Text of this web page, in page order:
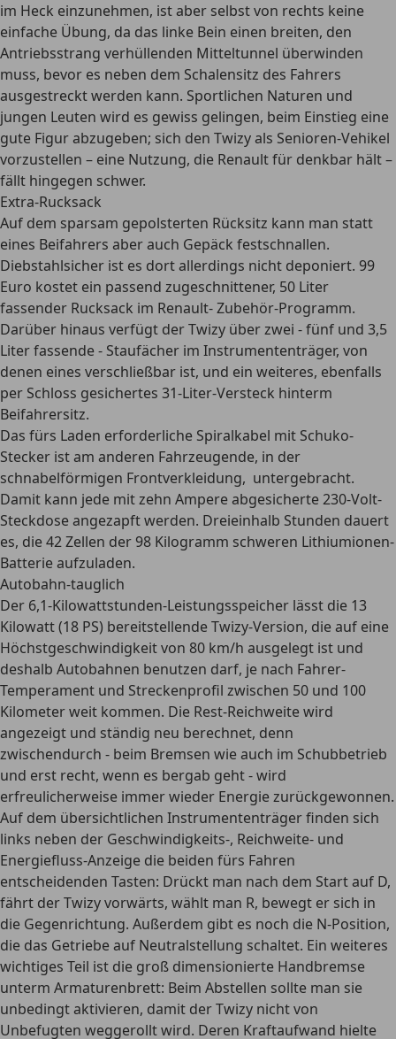
im Heck einzunehmen, ist aber selbst von rechts keine
einfache Übung, da das linke Bein einen breiten, den
Antriebsstrang verhüllenden Mitteltunnel überwinden
muss, bevor es neben dem Schalensitz des Fahrers
ausgestreckt werden kann. Sportlichen Naturen und
jungen Leuten wird es gewiss gelingen, beim Einstieg eine
gute Figur abzugeben; sich den Twizy als Senioren-Vehikel
vorzustellen – eine Nutzung, die Renault für denkbar hält –
fällt hingegen schwer.
Extra-Rucksack
Auf dem sparsam gepolsterten Rücksitz kann man statt
eines Beifahrers aber auch Gepäck festschnallen.
Diebstahlsicher ist es dort allerdings nicht deponiert. 99
Euro kostet ein passend zugeschnittener, 50 Liter
fassender Rucksack im Renault- Zubehör-Programm.
Darüber hinaus verfügt der Twizy über zwei - fünf und 3,5
Liter fassende - Staufächer im Instrumententräger, von
denen eines verschließbar ist, und ein weiteres, ebenfalls
per Schloss gesichertes 31-Liter-Versteck hinterm
Beifahrersitz.
Das fürs Laden erforderliche Spiralkabel mit Schuko-
Stecker ist am anderen Fahrzeugende, in der
schnabelförmigen Frontverkleidung, untergebracht.
Damit kann jede mit zehn Ampere abgesicherte 230-Volt-
Steckdose angezapft werden. Dreieinhalb Stunden dauert
es, die 42 Zellen der 98 Kilogramm schweren Lithiumionen-
Batterie aufzuladen.
Autobahn-tauglich
Der 6,1-Kilowattstunden-Leistungsspeicher lässt die 13
Kilowatt (18 PS) bereitstellende Twizy-Version, die auf eine
Höchstgeschwindigkeit von 80 km/h ausgelegt ist und
deshalb Autobahnen benutzen darf, je nach Fahrer-
Temperament und Streckenprofil zwischen 50 und 100
Kilometer weit kommen. Die Rest-Reichweite wird
angezeigt und ständig neu berechnet, denn
zwischendurch - beim Bremsen wie auch im Schubbetrieb
und erst recht, wenn es bergab geht - wird
erfreulicherweise immer wieder Energie zurückgewonnen.
Auf dem übersichtlichen Instrumententräger finden sich
links neben der Geschwindigkeits-, Reichweite- und
Energiefluss-Anzeige die beiden fürs Fahren
entscheidenden Tasten: Drückt man nach dem Start auf D,
fährt der Twizy vorwärts, wählt man R, bewegt er sich in
die Gegenrichtung. Außerdem gibt es noch die N-Position,
die das Getriebe auf Neutralstellung schaltet. Ein weiteres
wichtiges Teil ist die groß dimensionierte Handbremse
unterm Armaturenbrett: Beim Abstellen sollte man sie
unbedingt aktivieren, damit der Twizy nicht von
Unbefugten weggerollt wird. Deren Kraftaufwand hielte